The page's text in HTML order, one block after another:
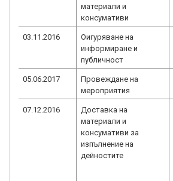
материали и
консумативи
03.11.2016
Оигуряване на
информиране и
публичност
05.06.2017
Провеждане на
мероприятия
07.12.2016
Доставка на
материали и
консумативи за
изпълнение на
дейностите